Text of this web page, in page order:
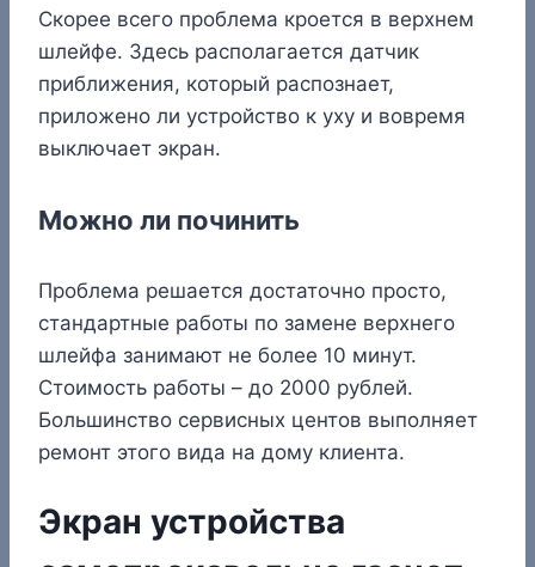
Скорее всего проблема кроется в верхнем
шлейфе. Здесь располагается датчик
приближения, который распознает,
приложено ли устройство к уху и вовремя
выключает экран.
Можно ли починить
Проблема решается достаточно просто,
стандартные работы по замене верхнего
шлейфа занимают не более 10 минут.
Стоимость работы – до 2000 рублей.
Большинство сервисных центов выполняет
ремонт этого вида на дому клиента.
Экран устройства